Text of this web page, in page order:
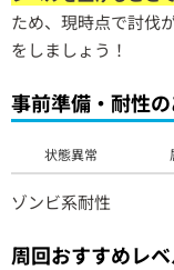
ため、現時点で討伐
をしましょう！
事前準備・耐性
状態異常
ゾンビ系耐性
周回おすすめレ